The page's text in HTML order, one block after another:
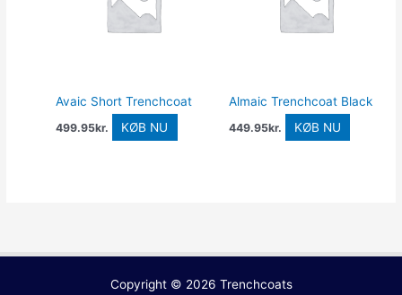
Avaic Short Trenchcoat
499.95kr. KØB NU
Almaic Trenchcoat Black
449.95kr. KØB NU
Copyright © 2026 Trenchcoats